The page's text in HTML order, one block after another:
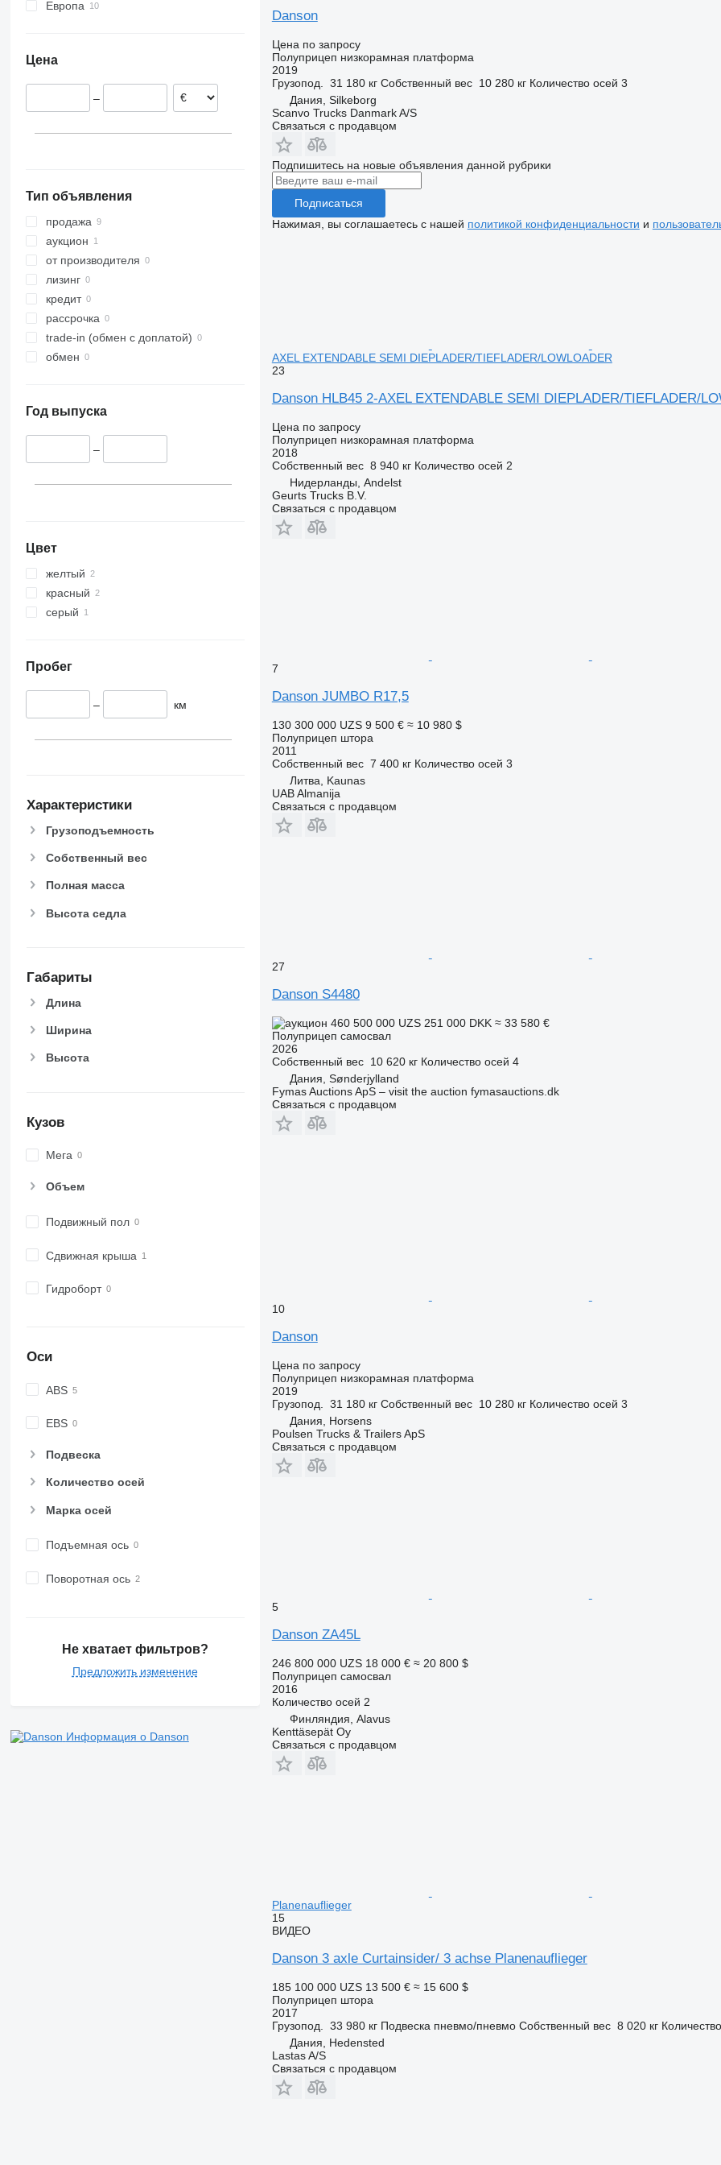
Европа
Литва
Цена
–
Тип объявления
продажа
аукцион
от производителя
лизинг
кредит
рассрочка
trade-in (обмен с доплатой)
обмен
Год выпуска
–
Цвет
желтый
красный
серый
Пробег
– км
Характеристики
Грузоподъемность
Собственный вес
Полная масса
Высота седла
Габариты
Длина
Ширина
Высота
Кузов
Мега
Объем
Подвижный пол
Сдвижная крыша
Гидроборт
Оси
ABS
EBS
Подвеска
Количество осей
Марка осей
Подъемная ось
Поворотная ось
Не хватает фильтров?
Предложить изменение
Информация о Danson
Danson
Цена по запросу
Полуприцеп низкорамная платформа
2019
Грузопод.
31 180 кг Собственный вес 10 280 кг Количество осей 3
Дания, Silkeborg
Scanvo Trucks Danmark A/S
Связаться с продавцом
Подпишитесь на новые объявления данной рубрики
Подписаться
Нажимая, вы соглашаетесь с нашей политикой конфиденциальности и
AXEL EXTENDABLE SEMI DIEPLADER/TIEFLADER/LOWLOADER
23
Danson HLB45 2-AXEL EXTENDABLE SEMI DIEPLADER/TIEFLADER/
Цена по запросу
Полуприцеп низкорамная платформа
2018
Собственный вес 8 940 кг Количество осей 2
Нидерланды, Andelst
Geurts Trucks B.V.
Связаться с продавцом
7
Danson JUMBO R17,5
130 300 000 UZS 9 500 € ≈ 10 980 $
Полуприцеп штора
2011
Собственный вес 7 400 кг Количество осей 3
Литва, Kaunas
UAB Almanija
Связаться с продавцом
27
Danson S4480
460 500 000 UZS 251 000 DKK ≈ 33 580 €
Полуприцеп самосвал
2026
Собственный вес 10 620 кг Количество осей 4
Дания, Sønderjylland
Fymas Auctions ApS – visit the auction fymasauctions.dk
Связаться с продавцом
10
Danson
Цена по запросу
Полуприцеп низкорамная платформа
2019
Грузопод.
31 180 кг Собственный вес 10 280 кг Количество осей 3
Дания, Horsens
Poulsen Trucks & Trailers ApS
Связаться с продавцом
5
Danson ZA45L
246 800 000 UZS 18 000 € ≈ 20 800 $
Полуприцеп самосвал
2016
Количество осей 2
Финляндия, Alavus
Kenttäsepät Oy
Связаться с продавцом
Planenauflieger
15
ВИДЕО
Danson 3 axle Curtainsider/ 3 achse Planenauflieger
185 100 000 UZS 13 500 € ≈ 15 600 $
Полуприцеп штора
2017
Грузопод.
33 980 кг Подвеска пневмо/пневмо Собственный вес 8 020 кг
Дания, Hedensted
Lastas A/S
Связаться с продавцом